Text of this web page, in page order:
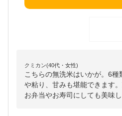
クミカン(40代・女性)
こちらの無洗米はいかが。6
や粘り、甘みも堪能できます
お弁当やお寿司にしても美味